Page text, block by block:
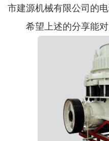
市建源机械有限公司的
希望上述的分享能对